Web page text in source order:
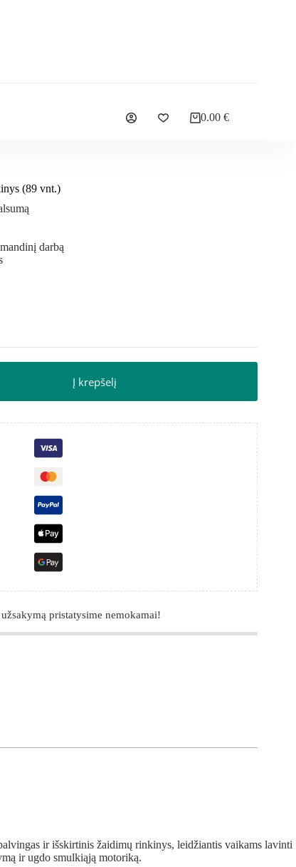
0.00 €
(89 vnt.)
darbą
Į krepšelį
pristatysime nemokamai!
ir išskirtinis žaidimų rinkinys, leidžiantis vaikams lavinti
ir ugdo smulkiąją motoriką.